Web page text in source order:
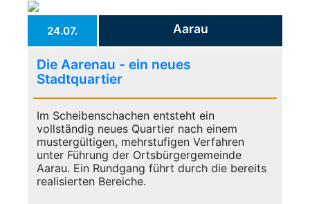
24.07. Aarau
Die Aarenau - ein neues
Stadtquartier
Im Scheibenschachen entsteht ein
vollständig neues Quartier nach einem
mustergültigen, mehrstufigen Verfahren
unter Führung der Ortsbürgergemeinde
Aarau. Ein Rundgang führt durch die bereits
realisierten Bereiche.